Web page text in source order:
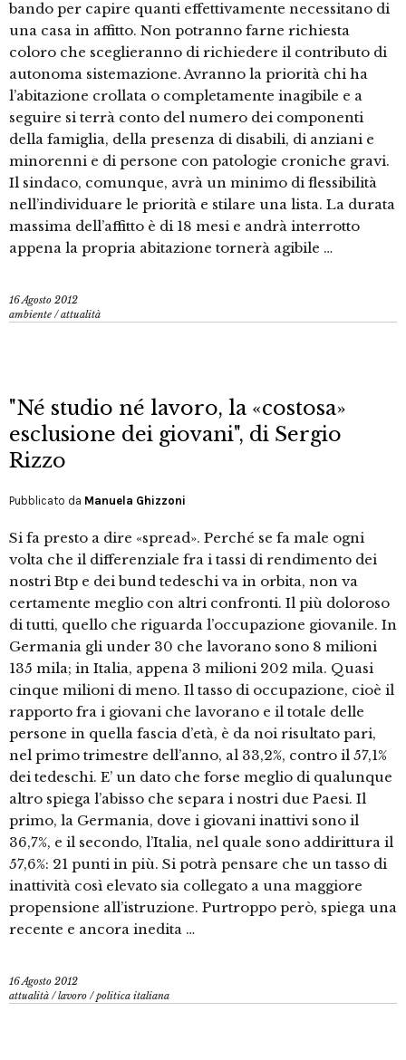
bando per capire quanti effettivamente necessitano di
una casa in affitto. Non potranno farne richiesta
coloro che sceglieranno di richiedere il contributo di
autonoma sistemazione. Avranno la priorità chi ha
l’abitazione crollata o completamente inagibile e a
seguire si terrà conto del numero dei componenti
della famiglia, della presenza di disabili, di anziani e
minorenni e di persone con patologie croniche gravi.
Il sindaco, comunque, avrà un minimo di flessibilità
nell’individuare le priorità e stilare una lista. La durata
massima dell’affitto è di 18 mesi e andrà interrotto
appena la propria abitazione tornerà agibile …
16 Agosto 2012
ambiente /attualità
"Né studio né lavoro, la «costosa»
esclusione dei giovani", di Sergio
Rizzo
Pubblicato da Manuela Ghizzoni
Si fa presto a dire «spread». Perché se fa male ogni
volta che il differenziale fra i tassi di rendimento dei
nostri Btp e dei bund tedeschi va in orbita, non va
certamente meglio con altri confronti. Il più doloroso
di tutti, quello che riguarda l’occupazione giovanile. In
Germania gli under 30 che lavorano sono 8 milioni
135 mila; in Italia, appena 3 milioni 202 mila. Quasi
cinque milioni di meno. Il tasso di occupazione, cioè il
rapporto fra i giovani che lavorano e il totale delle
persone in quella fascia d’età, è da noi risultato pari,
nel primo trimestre dell’anno, al 33,2%, contro il 57,1%
dei tedeschi. E’ un dato che forse meglio di qualunque
altro spiega l’abisso che separa i nostri due Paesi. Il
primo, la Germania, dove i giovani inattivi sono il
36,7%, e il secondo, l’Italia, nel quale sono addirittura il
57,6%: 21 punti in più. Si potrà pensare che un tasso di
inattività così elevato sia collegato a una maggiore
propensione all’istruzione. Purtroppo però, spiega una
recente e ancora inedita …
16 Agosto 2012
attualità /lavoro /politica italiana